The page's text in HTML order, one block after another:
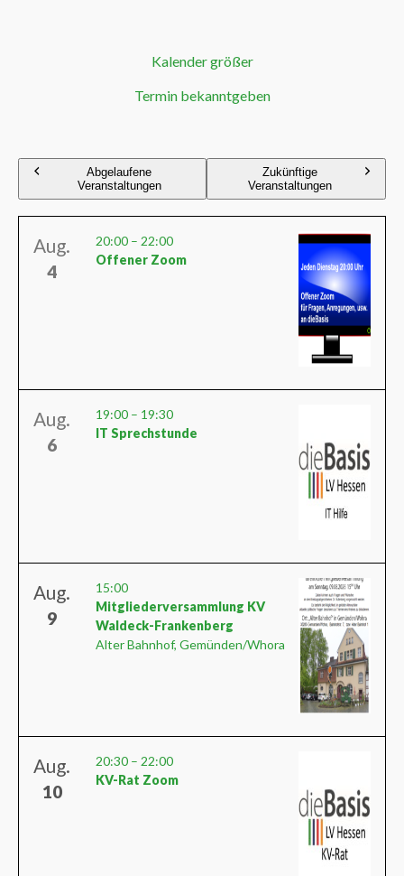
Kalender größer
Termin bekanntgeben
Abgelaufene
Veranstaltungen
Zukünftige
Veranstaltungen
Aug.
4
20:00 – 22:00
Offener Zoom
Aug.
6
19:00 – 19:30
IT Sprechstunde
Aug.
9
15:00
Mitgliederversammlung KV
Waldeck-Frankenberg
Alter Bahnhof, Gemünden/Whora
Aug.
10
20:30 – 22:00
KV-Rat Zoom